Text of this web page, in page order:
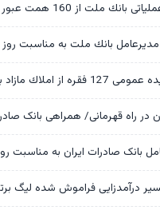
بانك ملت به مناسبت روز
از املاك مازاد بانك ملت
بانک صادرات ایران به مناسبت